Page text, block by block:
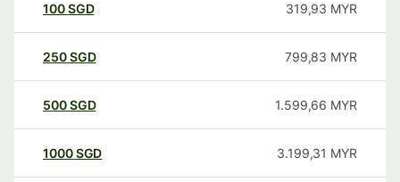
100SGD 319,93 MYR
250SGD 799,83 MYR
500SGD 1.599,66 MYR
1000SGD 3.199,31 MYR